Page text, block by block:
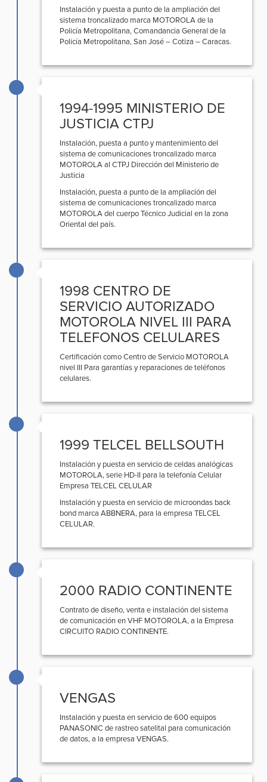
Instalación y puesta a punto de la ampliación del
sistema troncalizado marca MOTOROLA de la
Policía Metropolitana, Comandancia General de la
Policía Metropolitana, San José – Cotiza – Caracas.
1994-1995 MINISTERIO DE
JUSTICIA CTPJ
Instalación, puesta a punto y mantenimiento del
sistema de comunicaciones troncalizado marca
MOTOROLA al CTPJ Dirección del Ministerio de
Justicia
Instalación, puesta a punto de la ampliación del
sistema de comunicaciones troncalizado marca
MOTOROLA del cuerpo Técnico Judicial en la zona
Oriental del país.
1998 CENTRO DE
SERVICIO AUTORIZADO
MOTOROLA NIVEL III PARA
TELEFONOS CELULARES
Certificación como Centro de Servicio MOTOROLA
nivel III Para garantías y reparaciones de teléfonos
celulares.
1999 TELCEL BELLSOUTH
Instalación y puesta en servicio de celdas analógicas
MOTOROLA, serie HD-II para la telefonía Celular
Empresa TELCEL CELULAR
Instalación y puesta en servicio de microondas back
bond marca ABBNERA, para la empresa TELCEL
CELULAR.
2000 RADIO CONTINENTE
Contrato de diseño, venta e instalación del sistema
de comunicación en VHF MOTOROLA, a la Empresa
CIRCUITO RADIO CONTINENTE.
VENGAS
Instalación y puesta en servicio de 600 equipos
PANASONIC de rastreo satelital para comunicación
de datos, a la empresa VENGAS.